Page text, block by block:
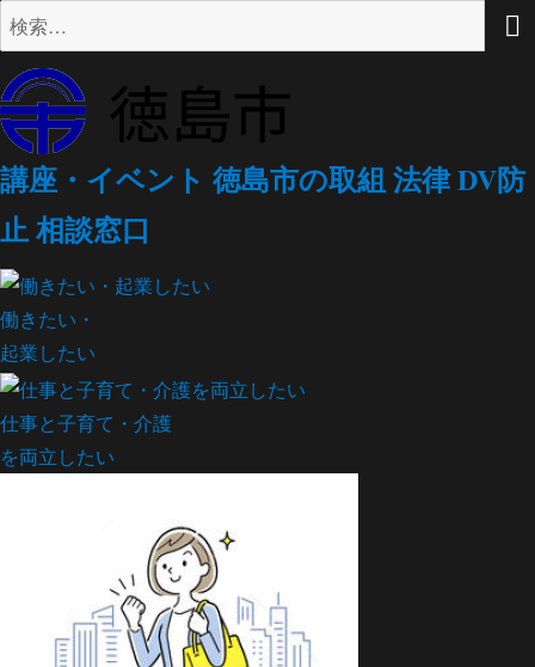
検
索:
講座・イベント 徳島市の取組法律DV防
止相談窓口
働きたい・
起業したい
仕事と子育て・介護
を両立したい